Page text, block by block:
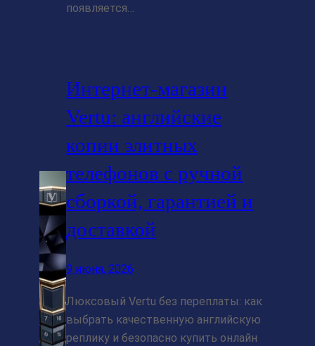
появляется…
Интернет-магазин
Vertu: английские
копии элитных
телефонов с ручной
сборкой, гарантией и
доставкой
9 июня, 2026
Люксовый Vertu без переплаты: как
выбрать качественную английскую
реплику и безопасно купить онлайн